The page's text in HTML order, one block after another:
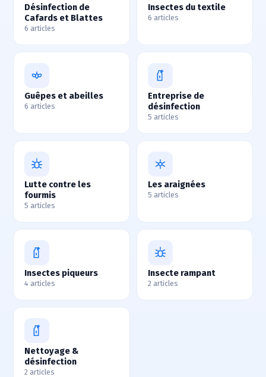
Désinfection de
Cafards et Blattes
6 articles
Insectes du textile
6 articles
Guêpes et abeilles
6 articles
Entreprise de
désinfection
5 articles
Lutte contre les
fourmis
5 articles
Les araignées
5 articles
Insectes piqueurs
4 articles
Insecte rampant
2 articles
Nettoyage &
désinfection
2 articles